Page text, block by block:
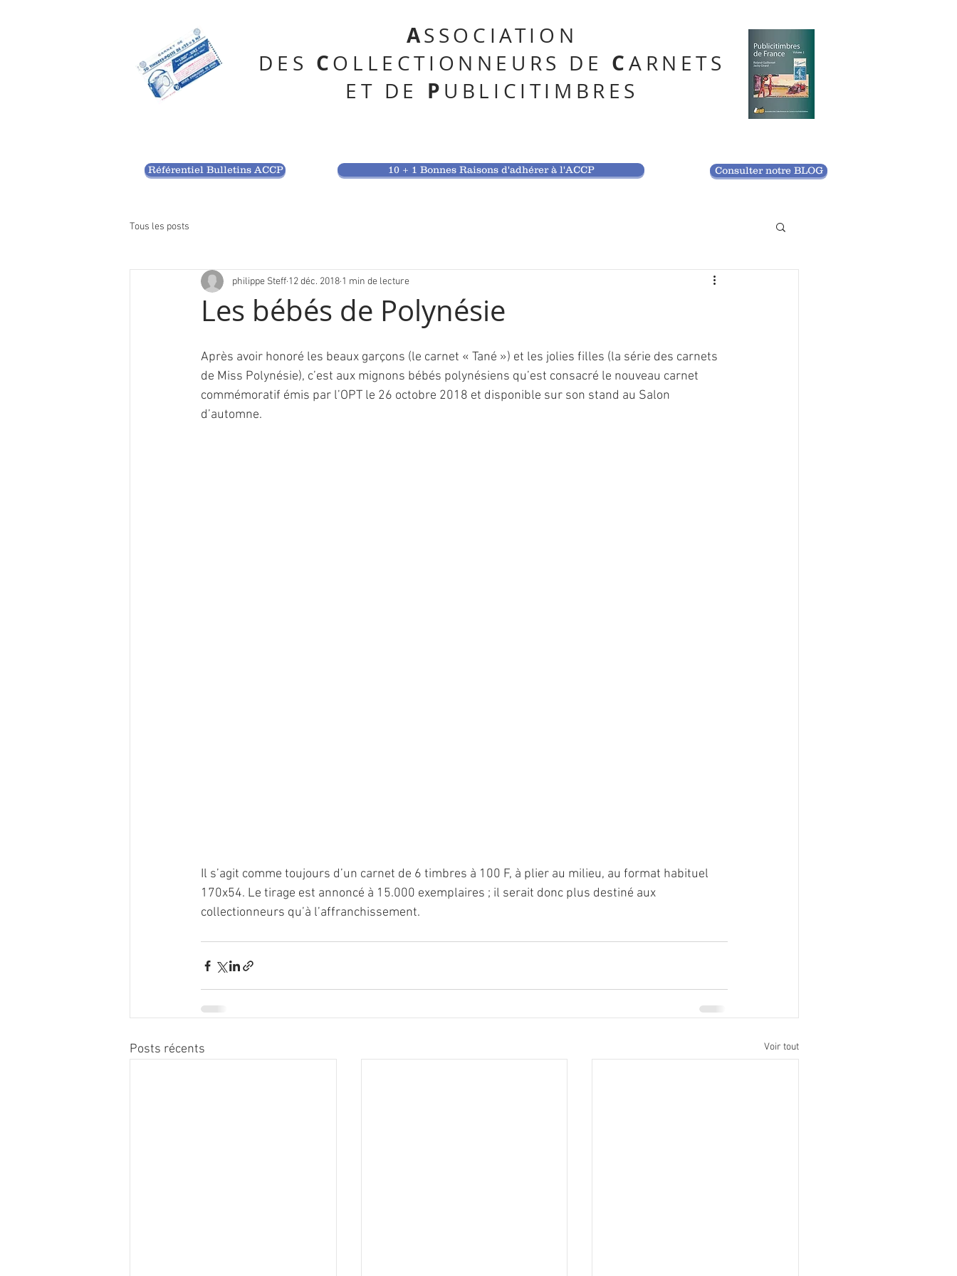
ASSOCIATION
DES COLLECTIONNEURS DE CARNETS
ET DE P UBLICITIMBRES
Référentiel Bulletins ACCP Consulter notre BLOG
Tous les posts
Les bébés de Polynésie
philippe Steff 12 déc. 2018 1 min de lecture
Après avoir honoré les beaux garçons (le carnet « Tané ») et les jolies filles (la série des carnets
de Miss Polynésie), c’est aux mignons bébés polynésiens qu’est consacré le nouveau carnet
commémoratif émis par l’OPT le 26 octobre 2018 et disponible sur son stand au Salon
d’automne.
Il s’agit comme toujours d’un carnet de 6 timbres à 100 F, à plier au milieu, au format habituel
170x54. Le tirage est annoncé à 15.000 exemplaires ; il serait donc plus destiné aux
collectionneurs qu’à l’affranchissement.
Posts récents Voir tout
10 + 1 Bonnes Raisons d'adhérer à l'ACCP